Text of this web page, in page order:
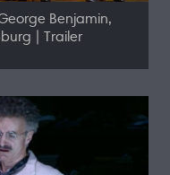
Benjamin,
| Trailer